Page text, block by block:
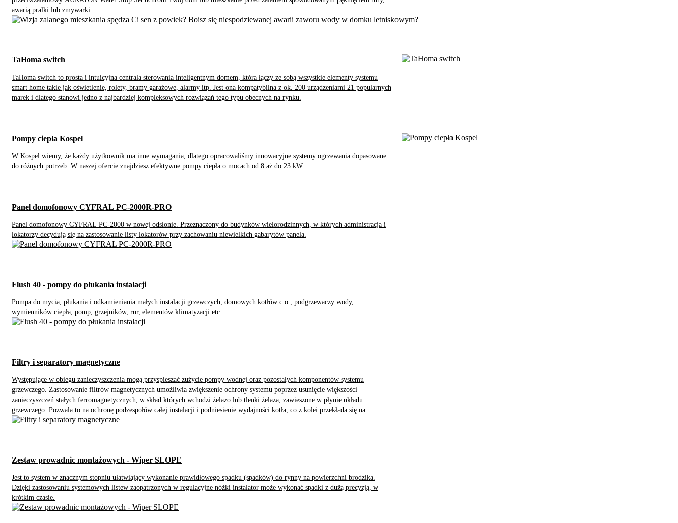
awarią pralki lub zmywarki.
TaHoma switch
TaHoma switch to prosta i intuicyjna centrala sterowania inteligentnym domem, która łączy ze sobą wszystkie elementy systemu
smart home takie jak oświetlenie, rolety, bramy garażowe, alarmy itp. Jest ona kompatybilna z ok. 200 urządzeniami 21 popularnych
marek i dlatego stanowi jedno z najbardziej kompleksowych rozwiązań tego typu obecnych na rynku.
Pompy ciepła Kospel
W Kospel wiemy, że każdy użytkownik ma inne wymagania, dlatego opracowaliśmy innowacyjne systemy ogrzewania dopasowane
do różnych potrzeb. W naszej ofercie znajdziesz efektywne pompy ciepła o mocach od 8 aż do 23 kW.
Panel domofonowy CYFRAL PC-2000R-PRO
Panel domofonowy CYFRAL PC-2000 w nowej odsłonie. Przeznaczony do budynków wielorodzinnych, w których administracja i
lokatorzy decydują się na zastosowanie listy lokatorów przy zachowaniu niewielkich gabarytów panela.
Flush 40 - pompy do płukania instalacji
Pompa do mycia, płukania i odkamieniania małych instalacji grzewczych, domowych kotłów c.o., podgrzewaczy wody,
wymienników ciepła, pomp, grzejników, rur, elementów klimatyzacji etc.
Filtry i separatory magnetyczne
Występujące w obiegu zanieczyszczenia mogą przyspieszać zużycie pompy wodnej oraz pozostałych komponentów systemu
grzewczego. Zastosowanie filtrów magnetycznych umożliwia zwiększenie ochrony systemu poprzez usunięcie większości
zanieczyszczeń stałych ferromagnetycznych, w skład których wchodzi żelazo lub tlenki żelaza, zawieszone w płynie układu
grzewczego. Pozwala to na ochronę podzespołów całej instalacji i podniesienie wydajności kotła, co z kolei przekłada się na
zmniejszenie kosztów ogrzewania.
Zestaw prowadnic montażowych - Wiper SLOPE
Jest to system w znacznym stopniu ułatwiający wykonanie prawidłowego spadku (spadków) do rynny na powierzchni brodzika.
Dzięki zastosowaniu systemowych listew zaopatrzonych w regulacyjne nóżki instalator może wykonać spadki z dużą precyzją, w
krótkim czasie.